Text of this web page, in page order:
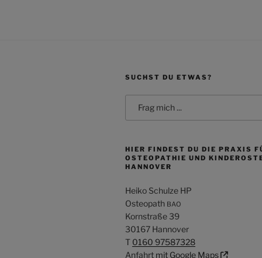
SUCHST DU ETWAS?
Search
HIER FINDEST DU DIE PRAXIS
OSTEOPATHIE UND
HANNOVER
Heiko Schulze HP
Osteopath BAO
Kornstraße 39
30167 Hannover
T 0160 97587328
Anfahrt mit Google Maps